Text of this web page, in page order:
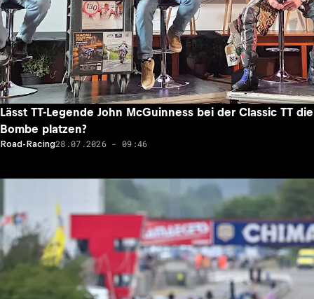
Lässt TT-Legende John McGuinness bei der Classic TT die
Bombe platzen?
Road-Racing28.07.2026 - 09:46